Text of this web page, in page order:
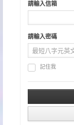
請輸入信箱
請輸入密碼
記住我